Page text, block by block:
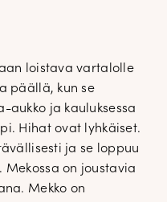
loistava vartalolle
päällä, kun se
aukko ja kauluksessa
Hihat ovat lyhkäiset.
ja se loppuu
on joustavia
Mekko on